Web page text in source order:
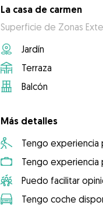
La casa de carmen
Superficie de Zonas
Jardín
Terraza
Balcón
Más detalles
Tengo experiencia
Tengo experiencia
Puedo facilitar
Tengo coche